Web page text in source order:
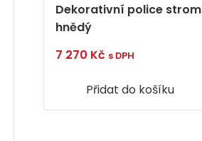
Dekorativní police strom
hnědý
7 270 Kč s DPH
Přidat do košíku